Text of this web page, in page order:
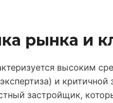
рынка и
высоким
и
застройщик,